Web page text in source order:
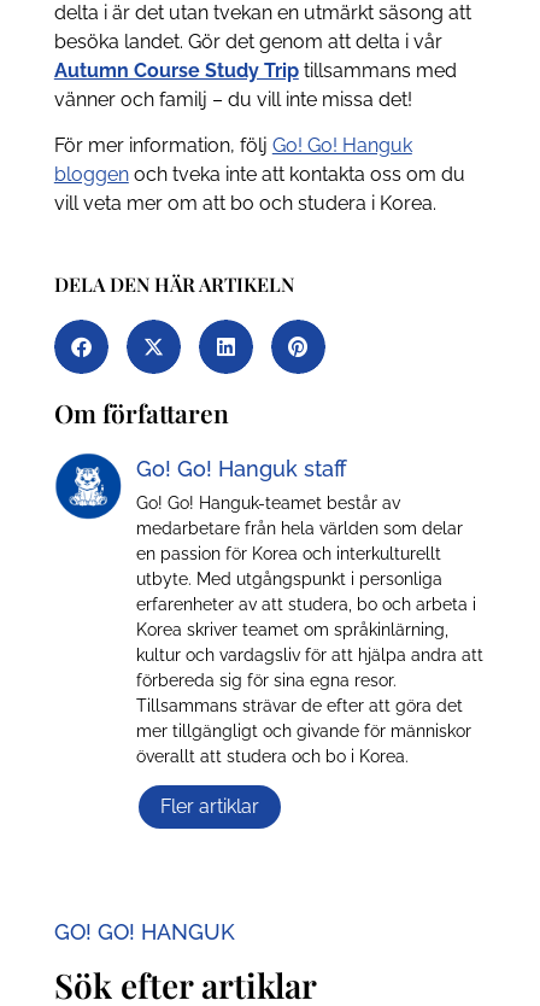
delta i är det utan tvekan en utmärkt säsong att
besöka landet. Gör det genom att delta i vår
Autumn Course Study Trip tillsammans med
vänner och familj – du vill inte missa det!
För mer information, följ Go! Go! Hanguk
bloggenoch tveka inte att kontakta oss om du
vill veta mer om att bo och studera i Korea.
DELA DEN HÄR ARTIKELN
Om författaren
Go! Go! Hanguk staff
Go! Go! Hanguk-teamet består av
medarbetare från hela världen som delar
en passion för Korea och interkulturellt
utbyte. Med utgångspunkt i personliga
erfarenheter av att studera, bo och arbeta i
Korea skriver teamet om språkinlärning,
kultur och vardagsliv för att hjälpa andra att
förbereda sig för sina egna resor.
Tillsammans strävar de efter att göra det
mer tillgängligt och givande för människor
överallt att studera och bo i Korea.
Fler artiklar
GO! GO! HANGUK
Sök efter artiklar